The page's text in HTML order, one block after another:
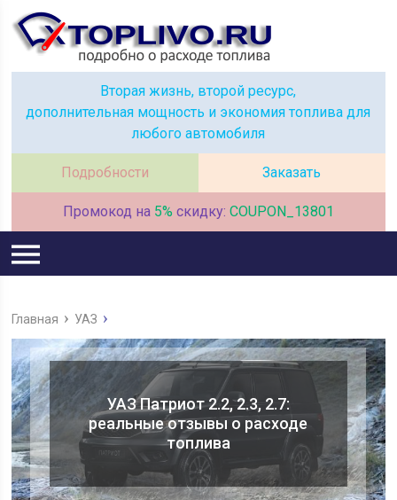
Вторая жизнь, второй ресурс,
дополнительная мощность и экономия топлива для
любого автомобиля
Подробности Заказать
Промокод на 5% скидку: COUPON_13801
Главная УАЗ
УАЗ Патриот 2.2, 2.3, 2.7:
реальные отзывы о расходе
топлива